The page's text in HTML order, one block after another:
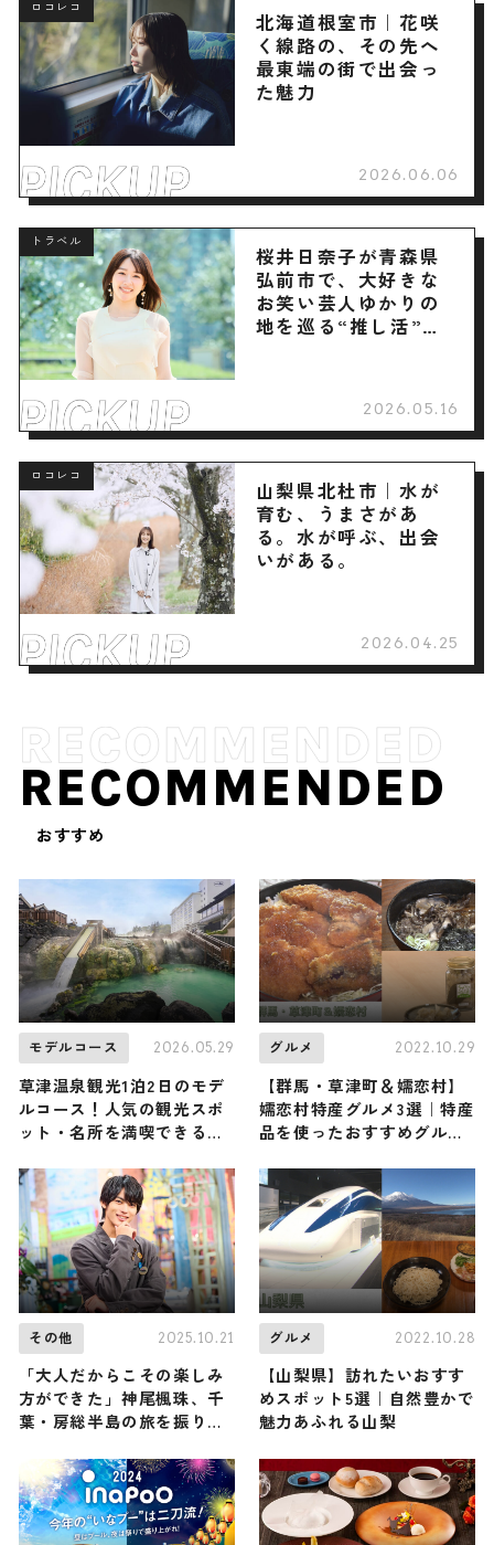
ロコレコ
北海道根室市｜花咲
く線路の、その先へ
最東端の街で出会っ
た魅力
2026.06.06
トラベル
桜井日奈子が青森県
弘前市で、大好きな
お笑い芸人ゆかりの
地を巡る“推し活”旅
2026.05.16
ロコレコ
山梨県北杜市｜水が
育む、うまさがあ
る。水が呼ぶ、出会
いがある。
2026.04.25
RECOMMENDED
おすすめ
モデルコース 2026.05.29
草津温泉観光1泊2日のモデ
ルコース！人気の観光スポ
ット・名所を満喫できる王
グルメ 2022.10.29
【群馬・草津町＆嬬恋村】
嬬恋村特産グルメ3選｜特産
品を使ったおすすめグルメ
その他 2025.10.21
「大人だからこその楽しみ
方ができた」神尾楓珠、千
葉・房総半島の旅を振り返
グルメ 2022.10.28
【山梨県】訪れたいおすす
めスポット5選｜自然豊かで
魅力あふれる山梨